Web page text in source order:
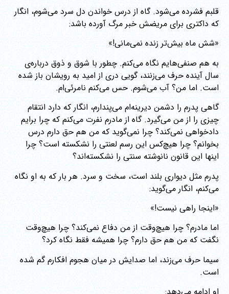
قلبم فشرده می‌شود. گاه از درس خواندن دل سرد می‌شوم، انگار
که داکتری برای مریضش خبر مرگ آورده باشد:
«شش ماه بیش‌تر زنده نمی‌مانی!»
به هم صنفی‌هایم نگاه می‌کنم. چطور با شوق و ذوق درباره‌ی
سال آینده حرف می‌زنند، گویی دری از امید به رویشان باز شده
است. اما من؟ آب می‌شوم. حس می‌کنم نامرئی‌ام.
گاهی پدرم را دشمن دیرینه‌ام می‌پندارم، انگار که دارد انتقام
چیزی را از من می‌گیرد. گاه از مادرم نفرت می‌کنم که چرا برایم
دادخواهی نمی‌کند؟ چرا نمی‌گوید که من هم حق دارم درس
بخوانم؟ چرا هیچ‌کس این رسم لعنتی را نشکسته است؟ چرا
اینها این قانون نانوشته سنتی را نشکسته‌اند؟
پدرم مثل دیواری بلند است، سخت و سرد. هر بار که به او نگاه
می‌کنم، انگار می‌گوید:
«اینجا راهی نیست!»
اما مادرم؟ چرا هیچ‌وقت از من دفاع نمی‌کند؟ چرا هیچ‌وقت
نگفت که من هم حق دارم؟ چرا همیشه فقط نگاه کرد؟
سیما حرف می‌زند، اما صدایش در میان هجوم افکارم گم شده
است.